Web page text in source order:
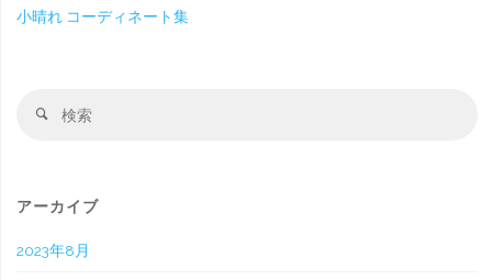
小晴れ コーディネート集
検
アーカイブ
2023年8月